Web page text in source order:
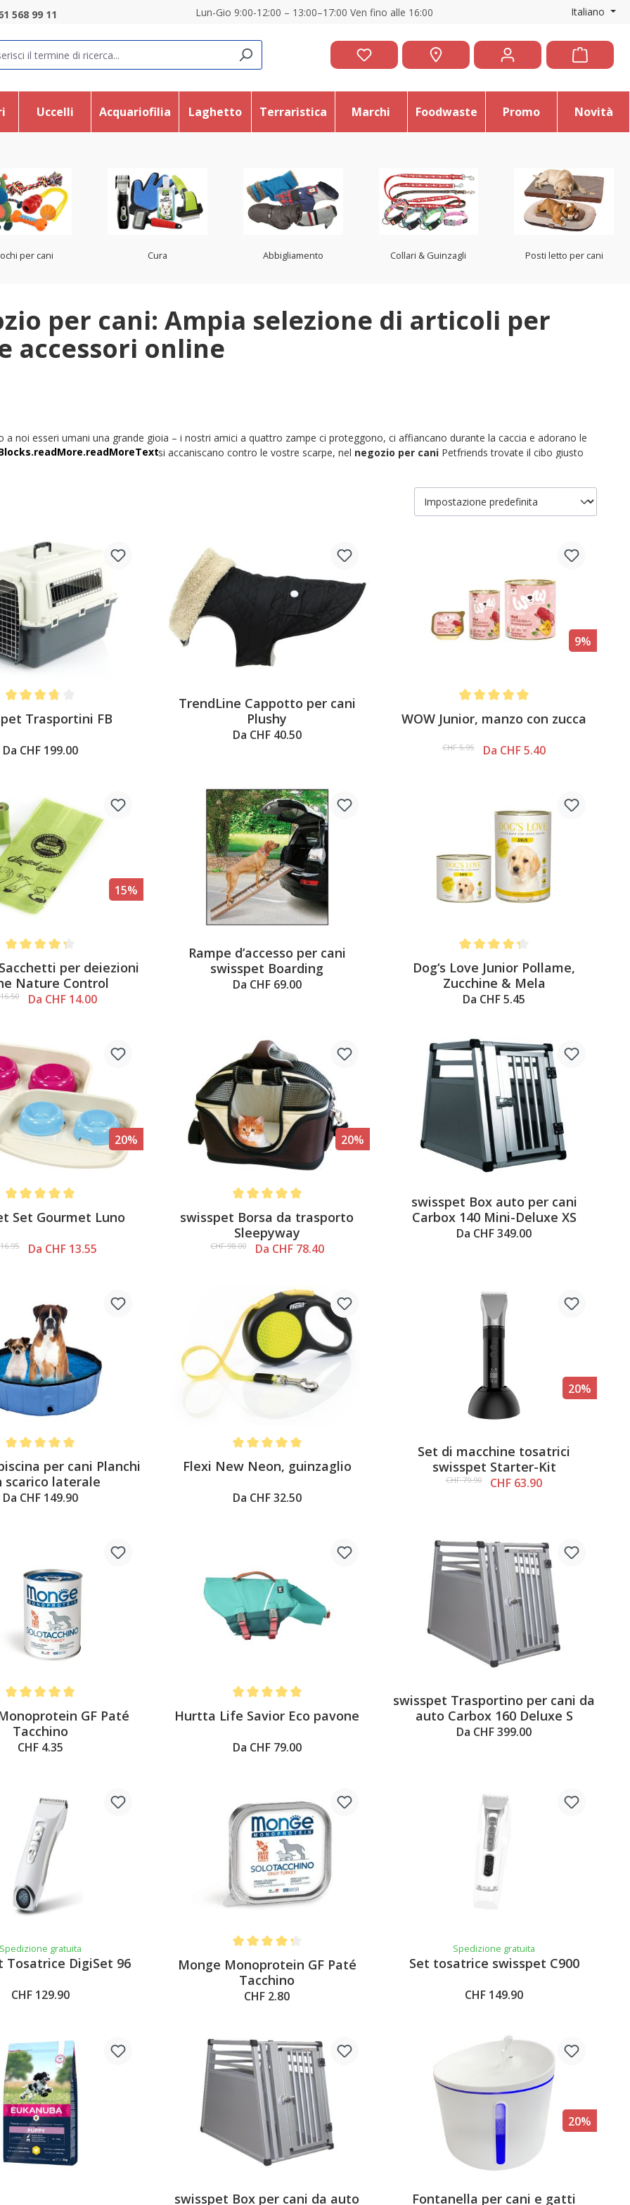
568 99 11 Lun-Gio 9:00-12:00 – 13:00–17:00 Ven fino alle 16:00 Italiano
Uccelli Acquariofilia Laghetto Terraristica Marchi Foodwaste Promo Novità
per cani Cura Abbigliamento Collari & Guinzagli Posti letto per cani
per cani: Ampia selezione di articoli per
accessori online
a noi esseri umani una grande gioia – i nostri amici a quattro zampe ci proteggono, ci affiancano durante la caccia e adorano le
bassotti, retriever e carlini non si accaniscano contro le vostre scarpe, nel negozio per caniPetfriends trovate il cibo giusto
della pratica spedizione del nostro shop online. Vi semplifichiamo la vita e consegniamo comodamente fino alla porta di
ora l’assortimento & acquistate articoli per cani online!
Average rating of 3.6 out of 5 stars
Trasportini FB
Da CHF 199.00
TrendLine Cappotto per cani
Plushy
Da CHF 40.50
9%
Average rating of 5 out of 5 stars
WOW Junior, manzo con zucca
CHF 5.95 Da CHF 5.40
15%
Average rating of 4.2 out of 5 stars
per deiezioni
Nature Control
Da CHF 14.00
Rampe d’accesso per cani
swisspet Boarding
Da CHF 69.00
Average rating of 4.2 out of 5 stars
Dog‘s Love Junior Pollame,
Zucchine & Mela
Da CHF 5.45
20%
Set Gourmet Luno
Da CHF 13.55
20%
Average rating of 5 out of 5 stars
swisspet Borsa da trasporto
Sleepyway
CHF 98.00 Da CHF 78.40
swisspet Box auto per cani
Carbox 140 Mini-Deluxe XS
Da CHF 349.00
Average rating of 5 out of 5 stars
per cani Planchi
scarico laterale
Da CHF 149.90
Average rating of 5 out of 5 stars
Flexi New Neon, guinzaglio
Da CHF 32.50
20%
Set di macchine tosatrici
swisspet Starter-Kit
CHF 79.90 CHF 63.90
Average rating of 5 out of 5 stars
GF Paté
Tacchino
CHF 4.35
Average rating of 5 out of 5 stars
Hurtta Life Savior Eco pavone
Da CHF 79.00
swisspet Trasportino per cani da
auto Carbox 160 Deluxe S
Da CHF 399.00
Spedizione gratuita
Tosatrice DigiSet 96
CHF 129.90
Average rating of 4.3 out of 5 stars
Monge Monoprotein GF Paté
Tacchino
CHF 2.80
Spedizione gratuita
Set tosatrice swisspet C900
CHF 149.90
swisspet Box per cani da auto
20%
Fontanella per cani e gatti